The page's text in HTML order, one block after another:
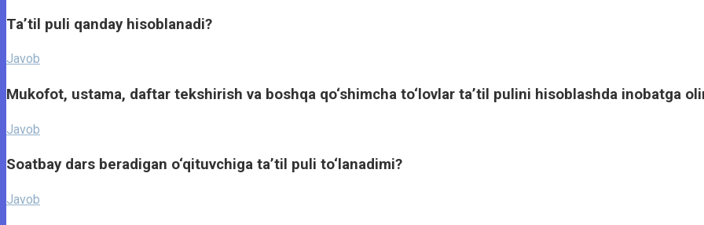
Ta’til puli qanday hisoblanadi?
Javob
Mukofot, ustama, daftar tekshirish va boshqa qo‘shimcha to‘lovlar ta’til pulini hisoblashda inobatga
Javob
Soatbay dars beradigan o‘qituvchiga ta’til puli to‘lanadimi?
Javob